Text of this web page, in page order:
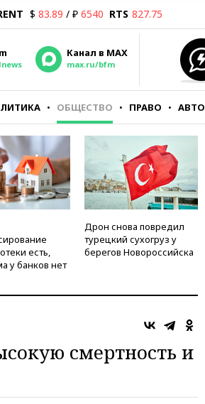
$ 83.89 / ₽ 6540 RTS 827.75
Канал в MAX
max.ru/bfm
ОБЩЕСТВО ПРАВО АВТО
есть,
у банков нет
Дрон снова повредил
турецкий сухогруз у
берегов Новороссийска
смертность и